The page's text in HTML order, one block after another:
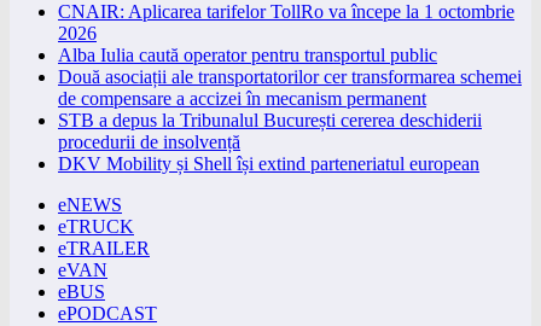
CNAIR: Aplicarea tarifelor TollRo va începe la 1 octombrie
2026
Alba Iulia caută operator pentru transportul public
Două asociații ale transportatorilor cer transformarea schemei
de compensare a accizei în mecanism permanent
STB a depus la Tribunalul București cererea deschiderii
procedurii de insolvență
DKV Mobility și Shell își extind parteneriatul european
eNEWS
eTRUCK
eTRAILER
eVAN
eBUS
ePODCAST